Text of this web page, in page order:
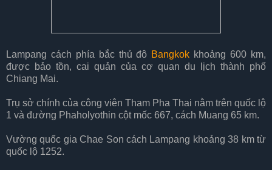
Lampang cách phía bắc thủ đô Bangkok khoảng 600 km,
được bảo tồn, cai quản của cơ quan du lịch thành phố
Chiang Mai.
Trụ sở chính của công viên Tham Pha Thai nằm trên quốc lộ
1 và đường Phaholyothin cột mốc 667, cách Muang 65 km.
Vường quốc gia Chae Son cách Lampang khoảng 38 km từ
quốc lộ 1252.